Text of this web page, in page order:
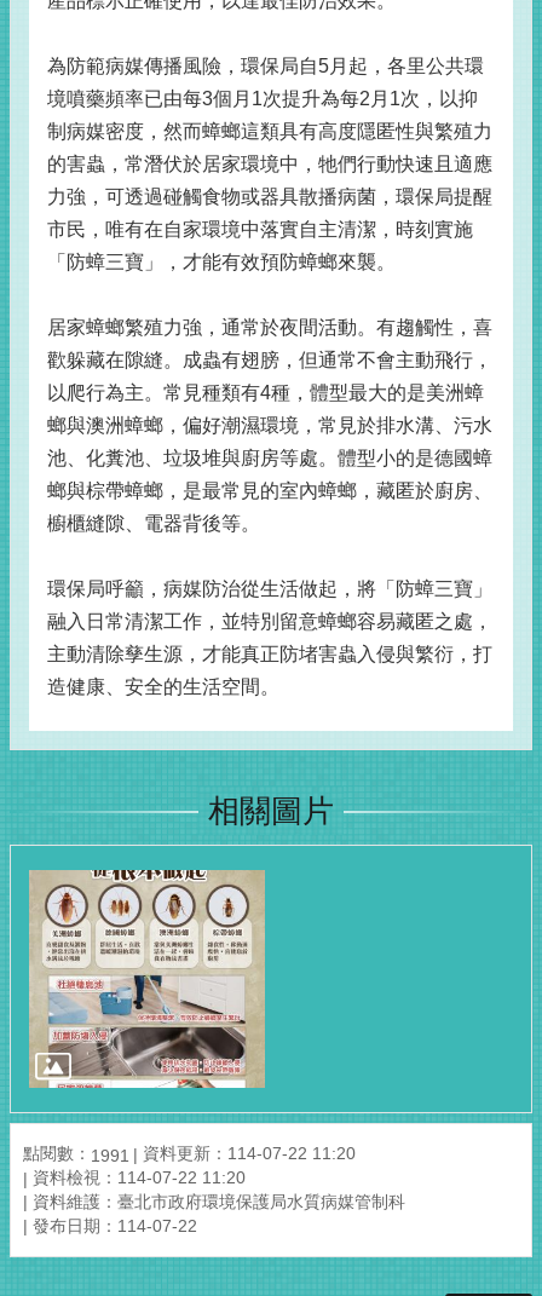
為防範病媒傳播風險，環保局自5月起，各里公共環
境噴藥頻率已由每3個月1次提升為每2月1次，以抑
制病媒密度，然而蟑螂這類具有高度隱匿性與繁殖力
的害蟲，常潛伏於居家環境中，牠們行動快速且適應
力強，可透過碰觸食物或器具散播病菌，環保局提醒
市民，唯有在自家環境中落實自主清潔，時刻實施
「防蟑三寶」，才能有效預防蟑螂來襲。
居家蟑螂繁殖力強，通常於夜間活動。有趨觸性，喜
歡躲藏在隙縫。成蟲有翅膀，但通常不會主動飛行，
以爬行為主。常見種類有4種，體型最大的是美洲蟑
螂與澳洲蟑螂，偏好潮濕環境，常見於排水溝、污水
池、化糞池、垃圾堆與廚房等處。體型小的是德國蟑
螂與棕帶蟑螂，是最常見的室內蟑螂，藏匿於廚房、
櫥櫃縫隙、電器背後等。
環保局呼籲，病媒防治從生活做起，將「防蟑三寶」
融入日常清潔工作，並特別留意蟑螂容易藏匿之處，
主動清除孳生源，才能真正防堵害蟲入侵與繁衍，打
造健康、安全的生活空間。
相關圖片
點閱數： 1991
資料更新：114-07-22 11:20
資料檢視：114-07-22 11:20
資料維護：臺北市政府環境保護局水質病媒管制科
發布日期：114-07-22